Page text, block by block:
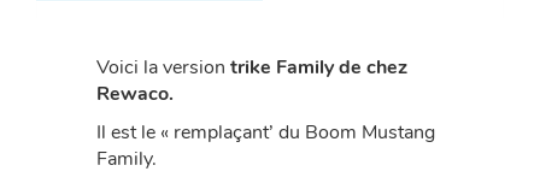
Voici la version trike Family de chez
Rewaco.
Il est le « remplaçant’ du Boom Mustang
Family.